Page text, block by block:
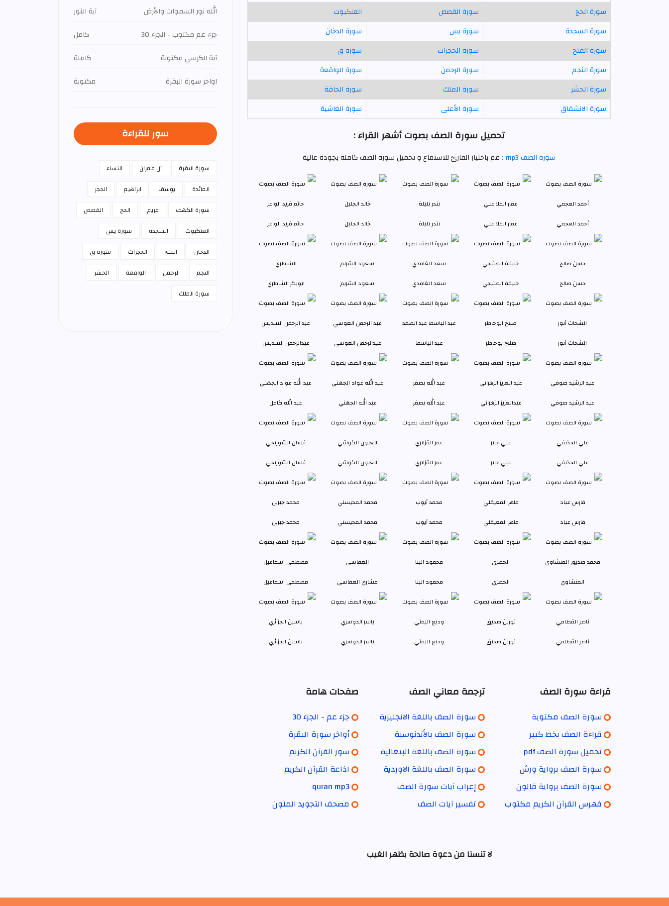
سورة الحج
سورة القصص
العنكبوت
سورة السجدة
سورة يس
سورة الدخان
سورة الفتح
سورة الحجرات
سورة ق
سورة النجم
سورة الرحمن
سورة الواقعة
سورة الحشر
سورة الملك
سورة الحاقة
سورة الانشقاق
سورة الأعلى سورة الغاشية
تحميل سورة الصف بصوت أشهر القراء :
سورة الصف mp3 : قم باختيار القارئ للاستماع و تحميل سورة الصف كاملة بجودة عالية
أحمد العجمي عمار الملا علي بندر بليلة خالد الجليل حاتم فريد الواعر
حسن صالح خليفة الطنيجي سعد الغامدي سعود الشريم ابوبكر الشاطري
الشحات أنور صلاح بوخاطر عبد الباسط عبدالرحمن العوسي عبدالرحمن السديس
عبد الرشيد صوفي عبدالعزيز الزهراني عبد الله بصفر عبد الله الجهني عبد الله كامل
علي الحذيفي علي جابر عمر القزابري العيون الكوشي غسان الشوربجي
فارس عباد ماهر المعيقلي محمد أيوب محمد المحيسني محمد جبريل
المنشاوي الحصري محمود البنا مشاري العفاسي مصطفى اسماعيل
ناصر القطامي نورين صديق وديع اليمني ياسر الدوسري ياسين الجزائري
قراءة سورة الصف
سورة الصف مكتوبة
قراءة الصف بخط كبير
تحميل سورة الصف pdf
سورة الصف برواية ورش
سورة الصف برواية قالون
فهرس القرآن الكريم مكتوب
ترجمة معاني الصف
سورة الصف باللغة الانجليزية
سورة الصف بالأندنوسية
سورة الصف باللغة البنغالية
سورة الصف باللغة الاوردية
إعراب آيات سورة الصف
تفسير آيات الصف
صفحات هامة
جزء عم - الجزء 30
أواخر سورة البقرة
سور القرآن الكريم
اذاعة القرآن الكريم
quran mp3
مصحف التجويد الملون
لا تنسنا من دعوة صالحة بظهر الغيب
الله نور السموات والأرض
آية النور
جزء عم مكتوب - الجزء 30
كامل
آية الكرسي مكتوبة
كاملة
اواخر سورة البقرة
مكتوبة
سور للقراءة
سورة البقرة آل عمران
النساء
المائدة
يوسف ابراهيم
الحجر
سورة الكهف
مريم الحج
القصص
العنكبوت
السجدة
سورة يس
الدخان
الفتح الحجرات
سورة ق
النجم
الرحمن الواقعة
الحشر
سورة الملك